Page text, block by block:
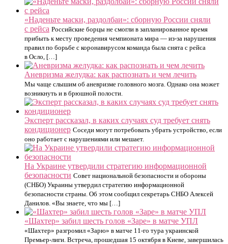
«Наденьте маски, раздолбаи»: сборную России сняли
с рейса Российские борцы не смогли в запланированное время
прибыть к месту проведения чемпионата мира — из-за нарушения
правил по борьбе с коронавирусом команда была снята с рейса
в Осло, […]
Аневризма желудка: как распознать и чем лечить
Мы чаще слышим об аневризме головного мозга. Однако она может
возникнуть и в брюшной полости.
Эксперт рассказал, в каких случаях суд требует снять
кондиционер Соседи могут потребовать убрать устройство, если
оно работает с нарушениями или мешает.
На Украине утвердили стратегию информационной
безопасности Совет национальной безопасности и обороны
(СНБО) Украины утвердил стратегию информационной
безопасности страны. Об этом сообщил секретарь СНБО Алексей
Данилов. «Вы знаете, что мы […]
«Шахтер» забил шесть голов «Заре» в матче УПЛ
«Шахтер» разгромил «Зарю» в матче 11-го тура украинской
Премьер-лиги. Встреча, прошедшая 15 октября в Киеве, завершилась